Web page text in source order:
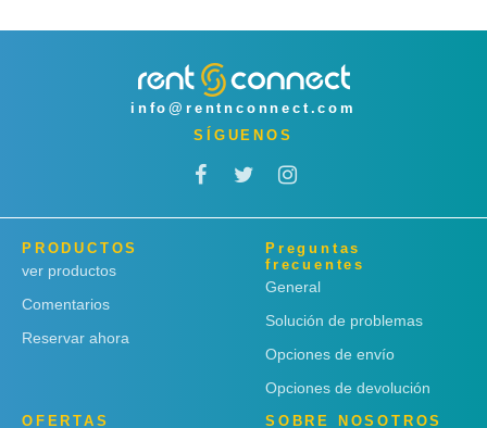
info@rentnconnect.com
SÍGUENOS
PRODUCTOS
ver productos
Comentarios
Reservar ahora
Preguntas
frecuentes
General
Solución de problemas
Opciones de envío
Opciones de devolución
OFERTAS SOBRE NOSOTROS